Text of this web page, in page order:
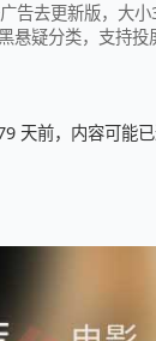
告去更新版，大
悬疑分类，支持
天前，内容可能已